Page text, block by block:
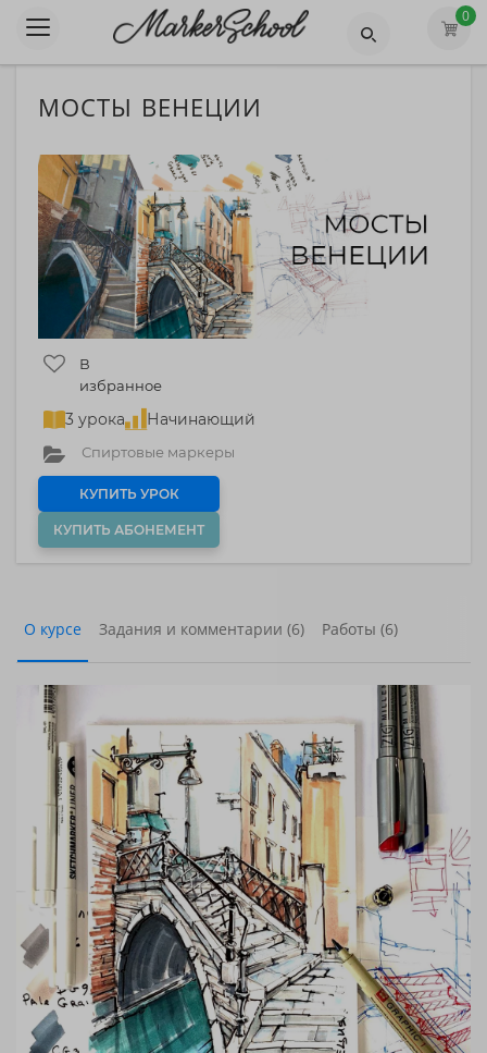
0
МОСТЫ ВЕНЕЦИИ
В
избранное
Спиртовые маркеры
3 урока Начинающий
КУПИТЬ УРОК
КУПИТЬ АБОНЕМЕНТ
О курсе Задания и комментарии (6) Работы (6)